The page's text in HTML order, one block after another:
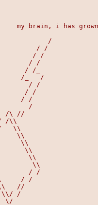
my brain, i has
'
'